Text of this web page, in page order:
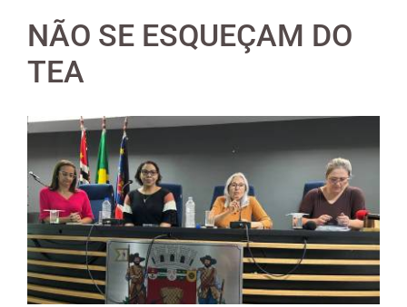
NÃO SE ESQUEÇAM DO
TEA
View
Image